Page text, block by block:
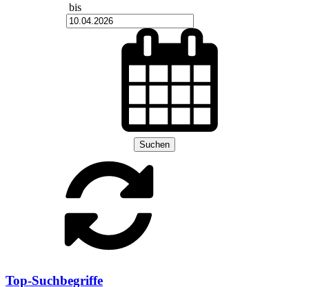
bis
Suchen
Top-Suchbegriffe